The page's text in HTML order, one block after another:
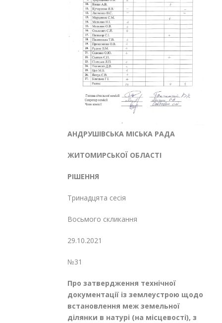
АНДРУШІВСЬКА МІСЬКА РАДА
ЖИТОМИРСЬКОЇ ОБЛАСТІ
РІШЕННЯ
Тринадцята сесія
Восьмого скликання
29.10.2021
№31
Про затвердження технічної
документації із землеустрою щодо
встановлення меж земельної
ділянки в натурі (на місцевості), з